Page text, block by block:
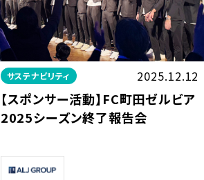
サステナビリティ 2025.12.12
【スポンサー活動】FC町田ゼルビア
2025シーズン終了報告会